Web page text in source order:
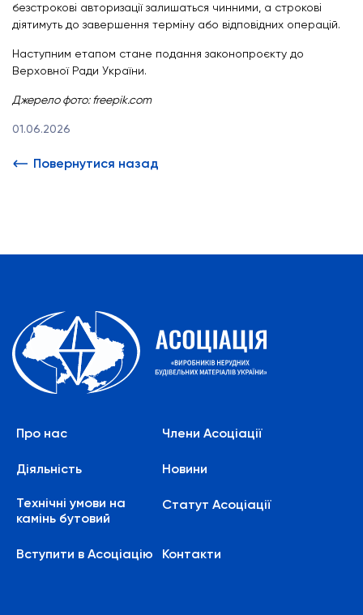
безстрокові авторизації залишаться чинними, а строкові
діятимуть до завершення терміну або відповідних операцій.
Наступним етапом стане подання законопроєкту до
Верховної Ради України.
Джерело фото: freepik.com
01.06.2026
Повернутися назад
Про нас Члени Асоціації
Діяльність Новини
Технічні умови на
камінь бутовий
Статут Асоціації
Вступити в Асоціацію Контакти